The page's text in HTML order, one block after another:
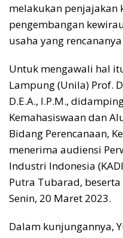
melakukan penjajakan
pengembangan
usaha yang
Untuk mengawali hal
Lampung (Unila) Prof.
D.E.A., I.P.M.,
Kemahasiswaan dan
Bidang Perencanaan,
menerima audiensi
Industri Indonesia
Putra Tubarad,
Senin, 20 Maret 2023.
Dalam kunjungannya,